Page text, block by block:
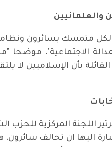
والعلمانيين
متمسك بسائرون
الاجتماعية"،
بأن الإسلاميين لا
اليها ان تحالف